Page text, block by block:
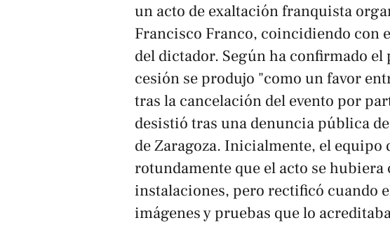
un acto de exaltación franquista
Francisco Franco, coincidiendo con
del dictador. Según ha confirmado
cesión se produjo "como un favor
tras la cancelación del evento por
desistió tras una denuncia pública
de Zaragoza. Inicialmente, el
rotundamente que el acto se hubiera
instalaciones, pero rectificó cuando
imágenes y pruebas que lo